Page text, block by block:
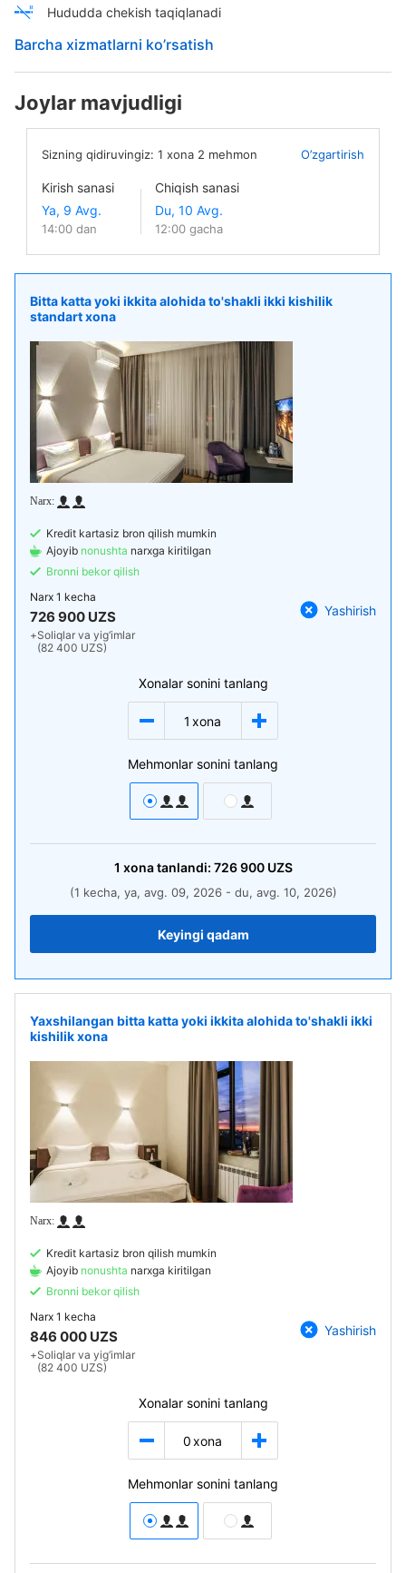
Hududda chekish taqiqlanadi
Barcha xizmatlarni ko’rsatish
Joylar mavjudligi
Sizning qidiruvingiz: 1 xona 2 mehmon O’zgartirish
Kirish sanasi
14:00 dan
Chiqish sanasi
12:00 gacha
Bitta katta yoki ikkita alohida to'shakli ikki kishilik
standart xona
Kredit kartasiz bron qilish mumkin
Ajoyib nonushta narxga kiritilgan
Bronni bekor qilish
Narx 1 kecha
726 900 UZS
+Soliqlar va yig‘imlar
(82 400 UZS)
Yashirish
Xonalar sonini tanlang
1 xona
Mehmonlar sonini tanlang
1 xonatanlandi: 726 900UZS
(1 kecha, ya, avg. 09, 2026 - du, avg. 10, 2026)
Keyingi qadam
Yaxshilangan bitta katta yoki ikkita alohida to'shakli ikki
kishilik xona
Kredit kartasiz bron qilish mumkin
Ajoyib nonushta narxga kiritilgan
Bronni bekor qilish
Narx 1 kecha
846 000 UZS
+Soliqlar va yig‘imlar
(82 400 UZS)
Yashirish
Xonalar sonini tanlang
0 xona
Mehmonlar sonini tanlang